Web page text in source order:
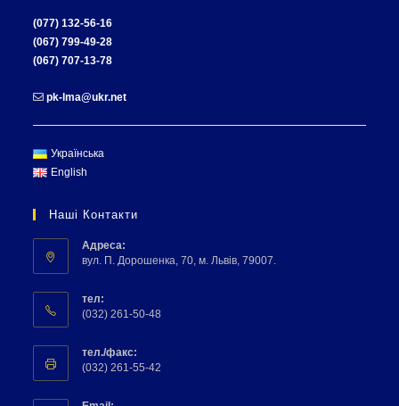
(077) 132-56-16
(067) 799-49-28
(067) 707-13-78
pk-lma@ukr.net
Українська
English
Наші Контакти
Адреса:
вул. П. Дорошенка, 70, м. Львів, 79007.
тел:
(032) 261-50-48
тел./факс:
(032) 261-55-42